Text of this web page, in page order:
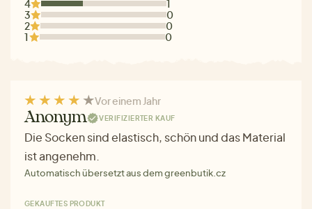
4
1
3
0
2
0
1
0
Vor einem Jahr
Anonym VERIFIZIERTER KAUF
Die Socken sind elastisch, schön und das Material
ist angenehm.
Automatisch übersetzt aus dem greenbutik.cz
GEKAUFTES PRODUKT